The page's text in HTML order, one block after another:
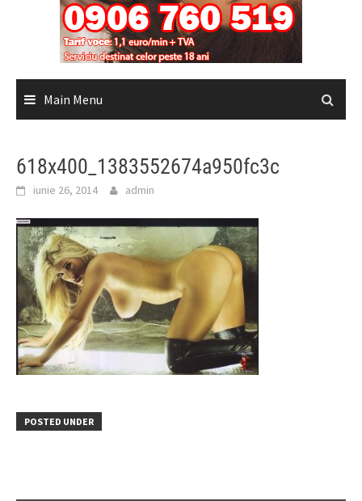
Main Menu
618x400_1383552674a950fc3c
iunie 26, 2014 admin
POSTED UNDER